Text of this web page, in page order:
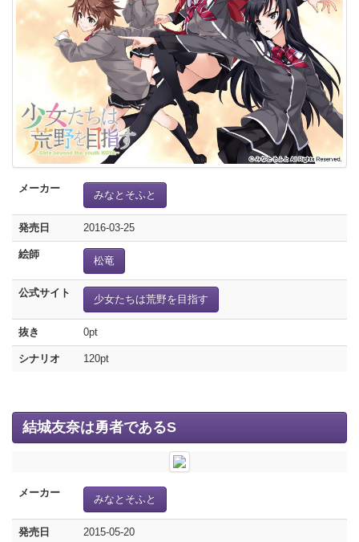
メーカー
みなとそふと
発売日 2016-03-25
絵師
松竜
公式サイト
少女たちは荒野を目指す
抜き 0pt
シナリオ 120pt
結城友奈は勇者であるS
メーカー
みなとそふと
発売日 2015-05-20